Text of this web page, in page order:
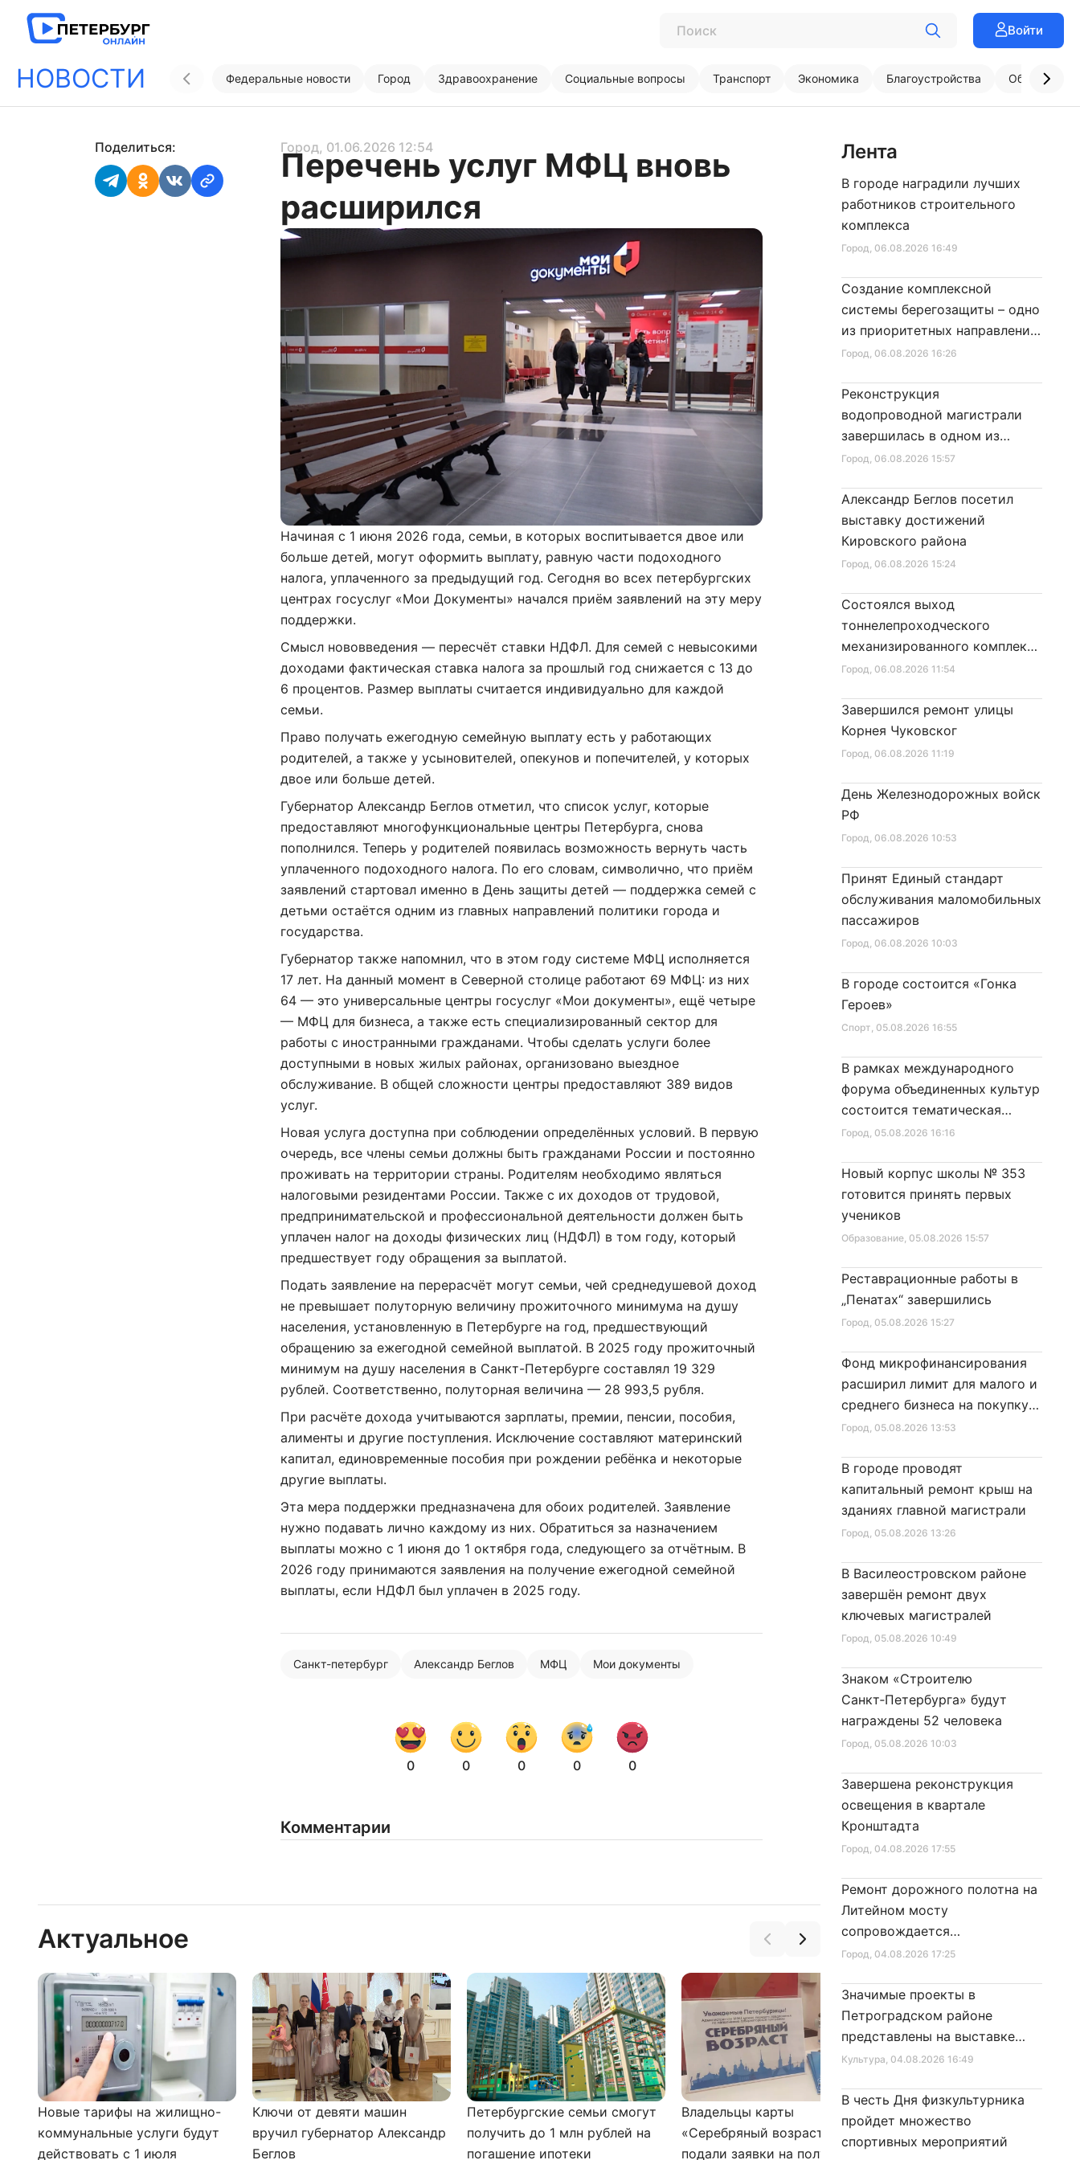
Войти
НОВОСТИ Федеральные новости Город Здравоохранение Социальные вопросы Транспорт Экономика Благоустройства
Поделиться: Город, 01.06.2026 12:54
Перечень услуг МФЦ вновь
расширился
Начиная с 1 июня 2026 года, семьи, в которых воспитывается двое или
больше детей, могут оформить выплату, равную части подоходного
налога, уплаченного за предыдущий год. Сегодня во всех петербургских
центрах госуслуг «Мои Документы» начался приём заявлений на эту меру
поддержки.
Смысл нововведения — пересчёт ставки НДФЛ. Для семей с невысокими
доходами фактическая ставка налога за прошлый год снижается с 13 до
6 процентов. Размер выплаты считается индивидуально для каждой
семьи.
Право получать ежегодную семейную выплату есть у работающих
родителей, а также у усыновителей, опекунов и попечителей, у которых
двое или больше детей.
Губернатор Александр Беглов отметил, что список услуг, которые
предоставляют многофункциональные центры Петербурга, снова
пополнился. Теперь у родителей появилась возможность вернуть часть
уплаченного подоходного налога. По его словам, символично, что приём
заявлений стартовал именно в День защиты детей — поддержка семей с
детьми остаётся одним из главных направлений политики города и
государства.
Губернатор также напомнил, что в этом году системе МФЦ исполняется
17 лет. На данный момент в Северной столице работают 69 МФЦ: из них
64 — это универсальные центры госуслуг «Мои документы», ещё четыре
— МФЦ для бизнеса, а также есть специализированный сектор для
работы с иностранными гражданами. Чтобы сделать услуги более
доступными в новых жилых районах, организовано выездное
обслуживание. В общей сложности центры предоставляют 389 видов
услуг.
Новая услуга доступна при соблюдении определённых условий. В первую
очередь, все члены семьи должны быть гражданами России и постоянно
проживать на территории страны. Родителям необходимо являться
налоговыми резидентами России. Также с их доходов от трудовой,
предпринимательской и профессиональной деятельности должен быть
уплачен налог на доходы физических лиц (НДФЛ) в том году, который
предшествует году обращения за выплатой.
Подать заявление на перерасчёт могут семьи, чей среднедушевой доход
не превышает полуторную величину прожиточного минимума на душу
населения, установленную в Петербурге на год, предшествующий
обращению за ежегодной семейной выплатой. В 2025 году прожиточный
минимум на душу населения в Санкт-Петербурге составлял 19 329
рублей. Соответственно, полуторная величина — 28 993,5 рубля.
При расчёте дохода учитываются зарплаты, премии, пенсии, пособия,
алименты и другие поступления. Исключение составляют материнский
капитал, единовременные пособия при рождении ребёнка и некоторые
другие выплаты.
Эта мера поддержки предназначена для обоих родителей. Заявление
нужно подавать лично каждому из них. Обратиться за назначением
выплаты можно с 1 июня до 1 октября года, следующего за отчётным. В
2026 году принимаются заявления на получение ежегодной семейной
выплаты, если НДФЛ был уплачен в 2025 году.
Санкт-петербург Александр Беглов МФЦ Мои документы
0 0 0 0 0
Комментарии
Актуальное
Новые тарифы на жилищно-
коммунальные услуги будут
действовать с 1 июля
Ключи от девяти машин
вручил губернатор Александр
Беглов
Петербургские семьи смогут
получить до 1 млн рублей на
погашение ипотеки
Владельцы карты
«Серебряный возраст»
подали заявки на получение
Александр Беглов подписал
в Закон Санкт‑Петербурга
Лента
Город, 06.08.2026 16:49
В городе наградили лучших
работников строительного
комплекса
Город, 06.08.2026 16:26
Создание комплексной
системы берегозащиты – одно
из приоритетных направлений
развития Петербурга
Город, 06.08.2026 15:57
Реконструкция
водопроводной магистрали
завершилась в одном из
районов города
Город, 06.08.2026 15:24
Александр Беглов посетил
выставку достижений
Кировского района
Город, 06.08.2026 11:54
Состоялся выход
тоннелепроходческого
механизированного комплекса
«Надежда» на поверхность
Город, 06.08.2026 11:19
Завершился ремонт улицы
Корнея Чуковског
Город, 06.08.2026 10:53
День Железнодорожных войск
РФ
Город, 06.08.2026 10:03
Принят Единый стандарт
обслуживания маломобильных
пассажиров
Спорт, 05.08.2026 16:55
В городе состоится «Гонка
Героев»
Город, 05.08.2026 16:16
В рамках международного
форума объединенных культур
состоится тематическая
секция
Образование, 05.08.2026 15:57
Новый корпус школы № 353
готовится принять первых
учеников
Город, 05.08.2026 15:27
Реставрационные работы в
„Пенатах“ завершились
Город, 05.08.2026 13:53
Фонд микрофинансирования
расширил лимит для малого и
среднего бизнеса на покупку
специальной техники
Город, 05.08.2026 13:26
В городе проводят
капитальный ремонт крыш на
зданиях главной магистрали
Город, 05.08.2026 10:49
В Василеостровском районе
завершён ремонт двух
ключевых магистралей
Город, 05.08.2026 10:03
Знаком «Строителю
Санкт‑Петербурга» будут
награждены 52 человека
Город, 04.08.2026 17:55
Завершена реконструкция
освещения в квартале
Кронштадта
Город, 04.08.2026 17:25
Ремонт дорожного полотна на
Литейном мосту
сопровождается
реставрационными работами
Культура, 04.08.2026 16:49
Значимые проекты в
Петроградском районе
представлены на выставке
достижений
В честь Дня физкультурника
пройдет множество
спортивных мероприятий
соглашаетесь сполитикой конфиденциальности